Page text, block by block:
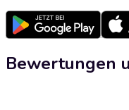
Bewertungen